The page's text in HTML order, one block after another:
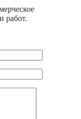
работ.